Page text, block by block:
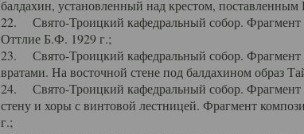
балдахин, установленный над крестом,
22. Свято-Троицкий кафедральный собор. Фрагмент
Оттлие Б.Ф. 1929 г.;
23. Свято-Троицкий кафедральный собор. Фрагмент
вратами. На восточной стене под балдахином образ
24. Свято-Троицкий кафедральный собор. Фрагмент
стену и хоры с винтовой лестницей. Фрагмент
г.;